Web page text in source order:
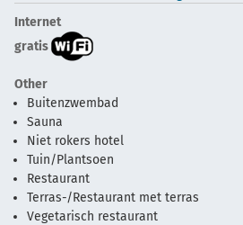
Internet
gratis
Other
Buitenzwembad
Sauna
Niet rokers hotel
Tuin/Plantsoen
Restaurant
Terras-/Restaurant met terras
Vegetarisch restaurant